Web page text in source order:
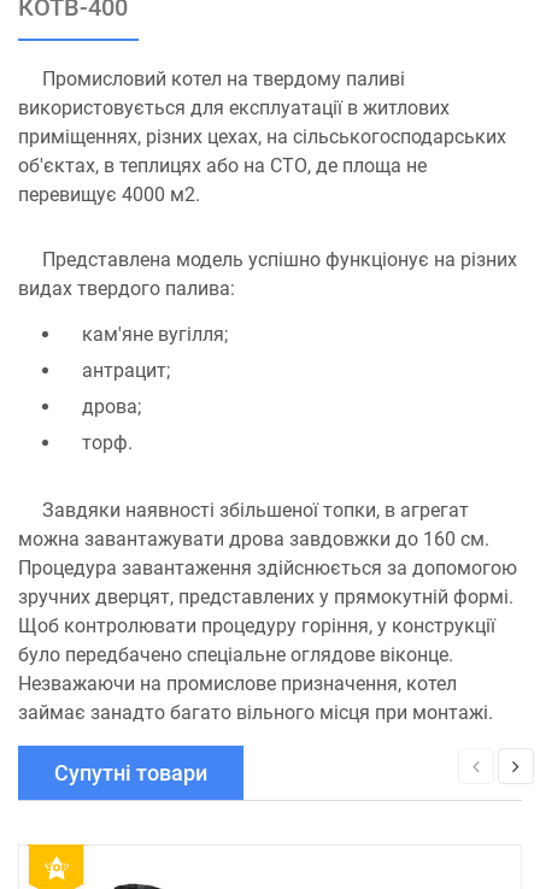
КОТВ-400
Промисловий котел на твердому паливі
використовується для експлуатації в житлових
приміщеннях, різних цехах, на сільськогосподарських
об'єктах, в теплицях або на СТО, де площа не
перевищує 4000 м2.
Представлена ​​модель успішно функціонує на різних
видах твердого палива:
кам'яне вугілля;
антрацит;
дрова;
торф.
Завдяки наявності збільшеної топки, в агрегат
можна завантажувати дрова завдовжки до 160 см.
Процедура завантаження здійснюється за допомогою
зручних дверцят, представлених у прямокутній формі.
Щоб контролювати процедуру горіння, у конструкції
було передбачено спеціальне оглядове віконце.
Незважаючи на промислове призначення, котел
займає занадто багато вільного місця при монтажі.
Супутні товари